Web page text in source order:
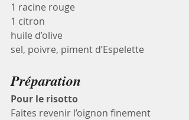
1 racine rouge
1 citron
huile d’olive
sel, poivre, piment d’Espelette
Préparation
Pour le risotto
Faites revenir l’oignon finement